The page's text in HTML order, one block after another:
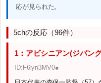
応が見られた。
5chの反応（96件）
1：アビシニアン(ジパン
ID:F6iyn3MV0●